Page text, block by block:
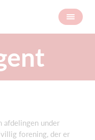
afdelingen under
forening, der er